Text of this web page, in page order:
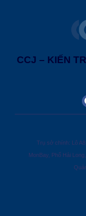
CCJ – KIẾN
Trụ sở chính: Lô
MonBay, Phố Hải